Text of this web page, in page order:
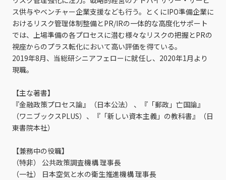
ス供与やベンチャー企業支援なども行う。とくにIPO準備企業に
おけるリスク管理体制整備とPR/IRの一体的な高度化サポート
では、上場準備の各プロセスに潜む様々なリスクの把握とPRの
視座からのプラス転化において高い評価を得ている。
2019年8月、当総研シニアフェローに就任し、2020年1月より
現職。
【主な著書】
『金融政策プロセス論』（日本公法） 、『「郵政」亡国論』
（ワニブックスPLUS）、『「新しい資本主義」の教科書』（日
東書院本社）
【兼務中の役職】
（特非） 公共政策調査機構 理事長
（一社） 日本空気と水の衛生推進機構 理事長